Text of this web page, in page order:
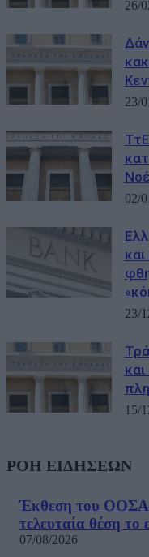
26/
23/
02/
23/
15/
ΡΟΗ ΕΙΔΗΣΕΩΝ
Έκθεση του ΟΟΣΑ
τελευταία θέση το
07/08/2026